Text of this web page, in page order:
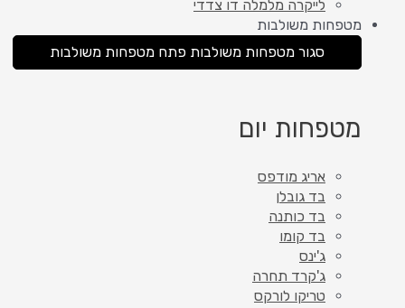
לייקרה מלמלה דו צדדי
מטפחות משולבות
סגור מטפחות משולבות פתח מטפחות משולבות
מטפחות יום
אריג מודפס
בד גובלן
בד כותנה
בד קומו
ג'ינס
ג'קרד תחרה
טריקו לורקס